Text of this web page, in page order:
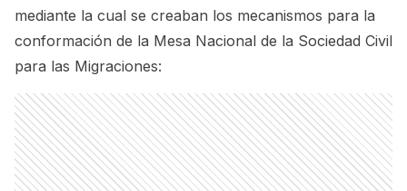
mediante la cual se creaban los mecanismos para la
conformación de la Mesa Nacional de la Sociedad Civil
para las Migraciones: